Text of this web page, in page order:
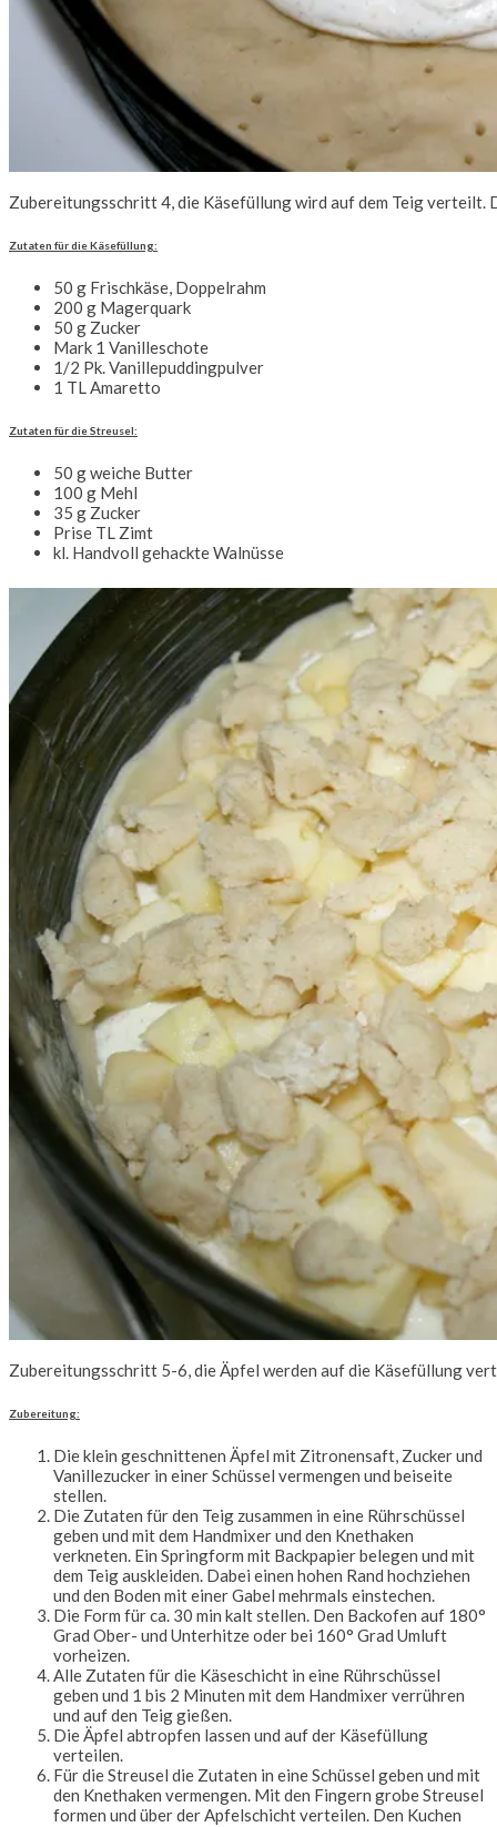
Zubereitungsschritt 4, die Käsefüllung wird auf dem Teig verteilt.
Zutaten für die Käsefüllung:
50 g Frischkäse, Doppelrahm
200 g Magerquark
50 g Zucker
Mark 1 Vanilleschote
1/2 Pk. Vanillepuddingpulver
1 TL Amaretto
Zutaten für die Streusel:
50 g weiche Butter
100 g Mehl
35 g Zucker
Prise TL Zimt
kl. Handvoll gehackte Walnüsse
Zubereitungsschritt 5-6, die Äpfel werden auf die Käsefüllung
Zubereitung:
Die klein geschnittenen Äpfel mit Zitronensaft, Zucker und
Vanillezucker in einer Schüssel vermengen und beiseite
stellen.
Die Zutaten für den Teig zusammen in eine Rührschüssel
geben und mit dem Handmixer und den Knethaken
verkneten. Ein Springform mit Backpapier belegen und mit
dem Teig auskleiden. Dabei einen hohen Rand hochziehen
und den Boden mit einer Gabel mehrmals einstechen.
Die Form für ca. 30 min kalt stellen. Den Backofen auf 180°
Grad Ober- und Unterhitze oder bei 160° Grad Umluft
vorheizen.
Alle Zutaten für die Käseschicht in eine Rührschüssel
geben und 1 bis 2 Minuten mit dem Handmixer verrühren
und auf den Teig gießen.
Die Äpfel abtropfen lassen und auf der Käsefüllung
verteilen.
Für die Streusel die Zutaten in eine Schüssel geben und mit
den Knethaken vermengen. Mit den Fingern grobe Streusel
formen und über der Apfelschicht verteilen. Den Kuchen